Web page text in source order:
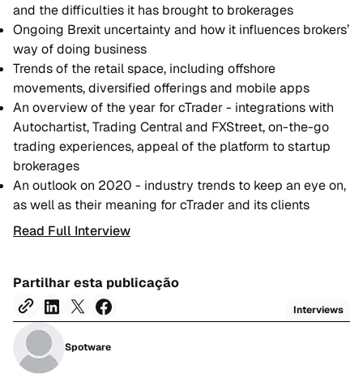
and the difficulties it has brought to brokerages
Ongoing Brexit uncertainty and how it influences brokers’
way of doing business
Trends of the retail space, including offshore
movements, diversified offerings and mobile apps
An overview of the year for cTrader - integrations with
Autochartist, Trading Central and FXStreet, on-the-go
trading experiences, appeal of the platform to startup
brokerages
An outlook on 2020 - industry trends to keep an eye on,
as well as their meaning for cTrader and its clients
Read Full Interview
Partilhar esta publicação
Interviews
Spotware